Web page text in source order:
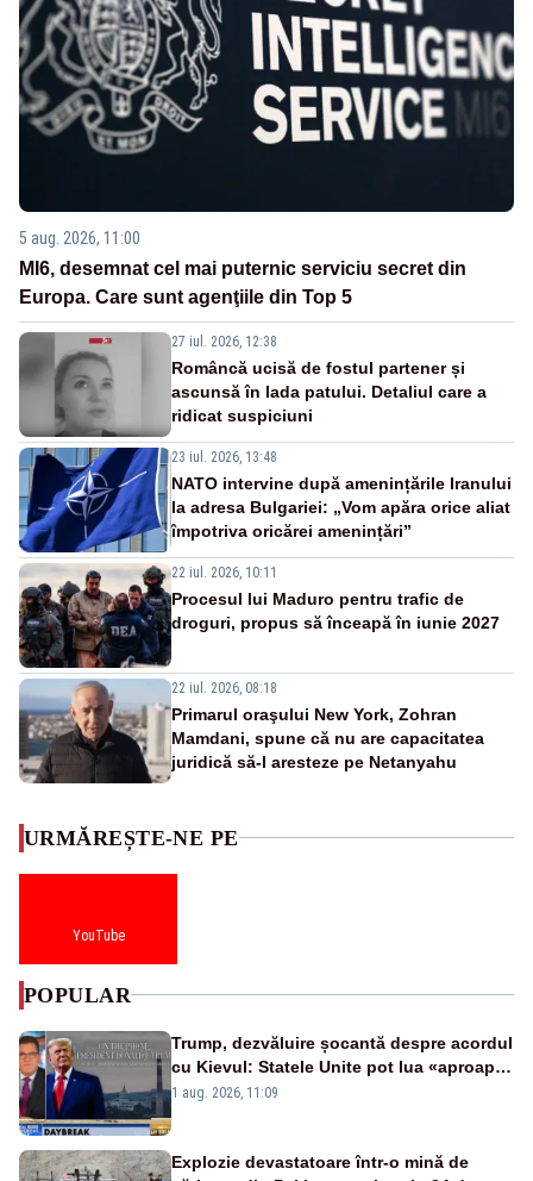
5 aug. 2026, 11:00
MI6, desemnat cel mai puternic serviciu secret din
Europa. Care sunt agenţiile din Top 5
27 iul. 2026, 12:38
Româncă ucisă de fostul partener și
ascunsă în lada patului. Detaliul care a
ridicat suspiciuni
23 iul. 2026, 13:48
NATO intervine după amenințările Iranului
la adresa Bulgariei: „Vom apăra orice aliat
împotriva oricărei amenințări”
22 iul. 2026, 10:11
Procesul lui Maduro pentru trafic de
droguri, propus să înceapă în iunie 2027
22 iul. 2026, 08:18
Primarul oraşului New York, Zohran
Mamdani, spune că nu are capacitatea
juridică să-l aresteze pe Netanyahu
URMĂREȘTE-NE PE
YouTube
POPULAR
Trump, dezvăluire șocantă despre acordul
cu Kievul: Statele Unite pot lua «aproape
tot ce vor» din minele Ucrainei”
1 aug. 2026, 11:09
Explozie devastatoare într-o mină de